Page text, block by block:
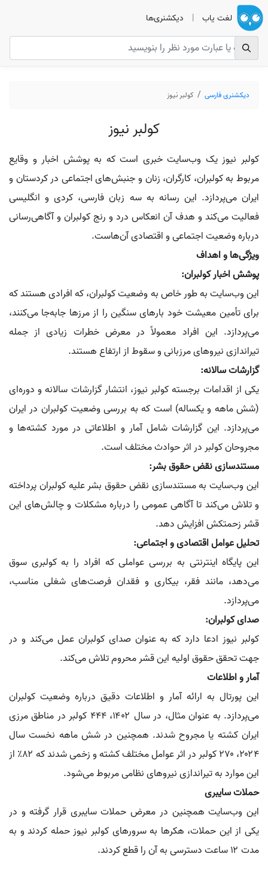
لغت یاب | دیکشنری‌ها
دیکشنری فارسی کولبر نیوز
کولبر نیوز
کولبر نیوز یک وب‌سایت خبری است که به پوشش اخبار و وقایع
مربوط به کولبران، کارگران، زنان و جنبش‌های اجتماعی در کردستان و
ایران می‌پردازد. این رسانه به سه زبان فارسی، کردی و انگلیسی
فعالیت می‌کند و هدف آن انعکاس درد و رنج کولبران و آگاهی‌رسانی
درباره وضعیت اجتماعی و اقتصادی آن‌هاست.
ویژگی‌ها و اهداف
پوشش اخبار کولبران:
این وب‌سایت به طور خاص به وضعیت کولبران، که افرادی هستند که
برای تأمین معیشت خود بارهای سنگین را از مرزها جابه‌جا می‌کنند،
می‌پردازد. این افراد معمولاً در معرض خطرات زیادی از جمله
تیراندازی نیروهای مرزبانی و سقوط از ارتفاع هستند.
گزارشات سالانه:
یکی از اقدامات برجسته کولبر نیوز، انتشار گزارشات سالانه و دوره‌ای
(شش ماهه و یکساله) است که به بررسی وضعیت کولبران در ایران
می‌پردازد. این گزارشات شامل آمار و اطلاعاتی در مورد کشته‌ها و
مجروحان کولبر در اثر حوادث مختلف است.
مستندسازی نقض حقوق بشر:
این وب‌سایت به مستندسازی نقض حقوق بشر علیه کولبران پرداخته
و تلاش می‌کند تا آگاهی عمومی را درباره مشکلات و چالش‌های این
قشر زحمتکش افزایش دهد.
تحلیل عوامل اقتصادی و اجتماعی:
این پایگاه اینترنتی به بررسی عواملی که افراد را به کولبری سوق
می‌دهد، مانند فقر، بیکاری و فقدان فرصت‌های شغلی مناسب،
می‌پردازد.
صدای کولبران:
کولبر نیوز ادعا دارد که به عنوان صدای کولبران عمل می‌کند و در
جهت تحقق حقوق اولیه این قشر محروم تلاش می‌کند.
آمار و اطلاعات
این پورتال به ارائه آمار و اطلاعات دقیق درباره وضعیت کولبران
می‌پردازد. به عنوان مثال، در سال ۱۴۰۲، ۴۴۴ کولبر در مناطق مرزی
ایران کشته یا مجروح شدند. همچنین در شش ماهه نخست سال
۲۰۲۴، ۲۷۰ کولبر در اثر عوامل مختلف کشته و زخمی شدند که ۸۲٪ از
این موارد به تیراندازی نیروهای نظامی مربوط می‌شود.
حملات سایبری
این وب‌سایت همچنین در معرض حملات سایبری قرار گرفته و در
یکی از این حملات، هکرها به سرورهای کولبر نیوز حمله کردند و به
مدت ۱۲ ساعت دسترسی به آن را قطع کردند.